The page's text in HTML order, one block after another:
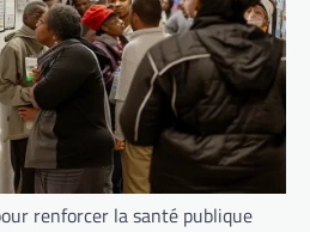
renforcer la santé publique